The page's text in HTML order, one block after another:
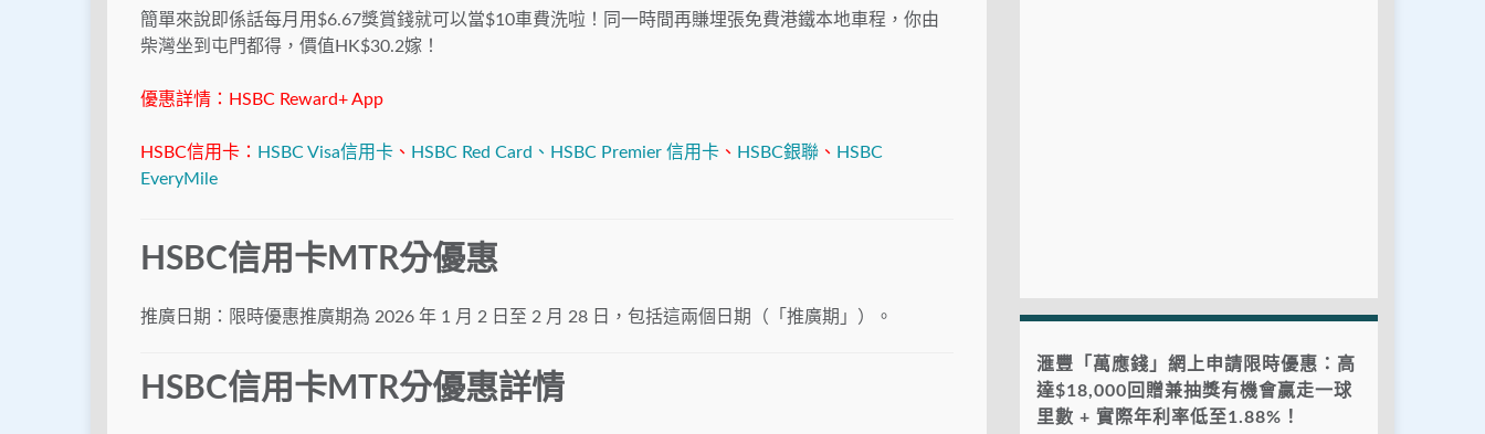
簡單來說即係話每月用$6.67獎賞錢就可以當$10車費洗啦！同一時間再賺埋張免費港鐵本地車程，你由
柴灣坐到屯門都得，價值HK$30.2嫁！
優惠詳情：HSBC Reward+ App
HSBC信用卡： HSBC Visa信用卡 、 HSBC Red Card、 HSBC Premier 信用卡 、 HSBC銀聯 、 HSBC
EveryMile
HSBC信用卡MTR分優惠
推廣日期：限時優惠推廣期為 2026 年 1 月 2 日至 2 月 28 日，包括這兩個日期（「推廣期」）。
HSBC信用卡MTR分優惠詳情
滙豐「萬應錢」網上申請限時優惠：高
達$18,000回贈兼抽獎有機會贏走一球
里數 + 實際年利率低至1.88%！